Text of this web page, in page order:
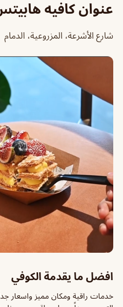
عنوان كافيه
شارع الأشرعة، المزروعية، الدمام
افضل ما يقدمة الكوفي
خدمات راقية ومكان مميز واسعار